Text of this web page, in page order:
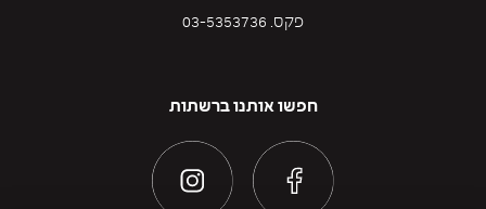
פקס. 03-5353736
חפשו אותנו ברשתות